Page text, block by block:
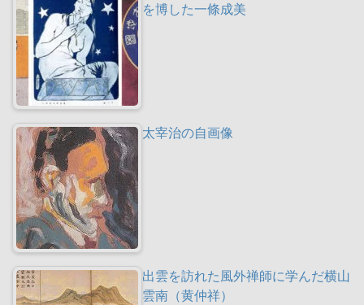
を博した一條成美
太宰治の自画像
出雲を訪れた風外禅師に学んだ横山
雲南（黄仲祥）